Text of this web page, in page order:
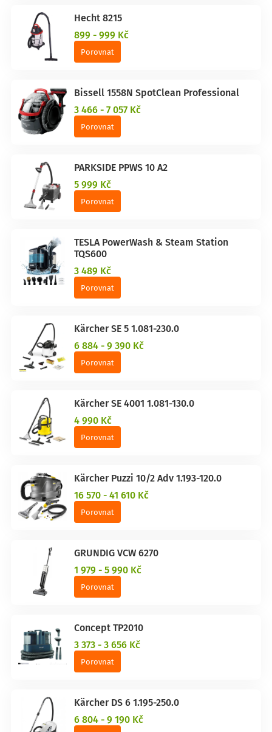
Hecht 8215
899 - 999 Kč
Porovnat
Bissell 1558N SpotClean Professional
3 466 - 7 057 Kč
Porovnat
PARKSIDE PPWS 10 A2
5 999 Kč
Porovnat
TESLA PowerWash & Steam Station
TQS600
3 489 Kč
Porovnat
Kärcher SE 5 1.081-230.0
6 884 - 9 390 Kč
Porovnat
Kärcher SE 4001 1.081-130.0
4 990 Kč
Porovnat
Kärcher Puzzi 10/2 Adv 1.193-120.0
16 570 - 41 610 Kč
Porovnat
GRUNDIG VCW 6270
1 979 - 5 990 Kč
Porovnat
Concept TP2010
3 373 - 3 656 Kč
Porovnat
Kärcher DS 6 1.195-250.0
6 804 - 9 190 Kč